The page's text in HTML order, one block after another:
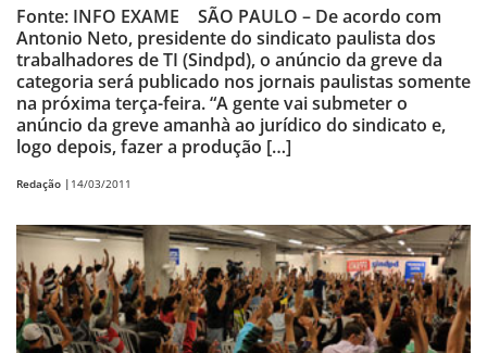
Fonte: INFO EXAME SÃO PAULO – De acordo com
Antonio Neto, presidente do sindicato paulista dos
trabalhadores de TI (Sindpd), o anúncio da greve da
categoria será publicado nos jornais paulistas somente
na próxima terça-feira. “A gente vai submeter o
anúncio da greve amanhà ao jurídico do sindicato e,
logo depois, fazer a produção […]
Redação | 14/03/2011